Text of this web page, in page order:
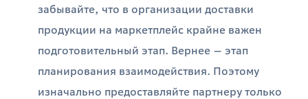
забывайте, что в организации доставки
продукции на маркетплейс крайне важен
подготовительный этап. Вернее — этап
планирования взаимодействия. Поэтому
изначально предоставляйте партнеру только